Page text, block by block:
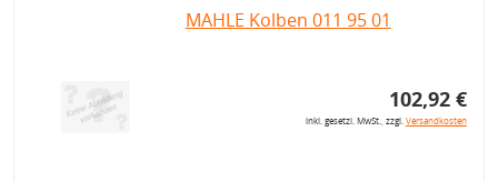
MAHLE Kolben 011 95 01
102,92 €
inkl. gesetzl. MwSt., zzgl.Versandkosten